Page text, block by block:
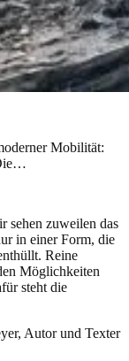
Mobilität:
sehen zuweilen das
in einer Form, die
Reine
Möglichkeiten
steht die
Autor und Texter